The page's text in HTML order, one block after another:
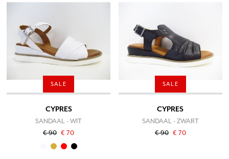
SALE
CYPRES
SANDAAL - WIT
€ 90 € 70
SALE
CYPRES
SANDAAL - ZWART
€ 90 € 70